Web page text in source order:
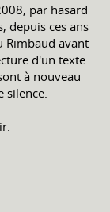
par hasard
depuis ces ans
Rimbaud avant
d'un texte
à nouveau
silence.